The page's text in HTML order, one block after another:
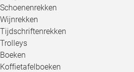
Schoenenrekken
Wijnrekken
Tijdschriftenrekken
Trolleys
Boeken
Koffietafelboeken